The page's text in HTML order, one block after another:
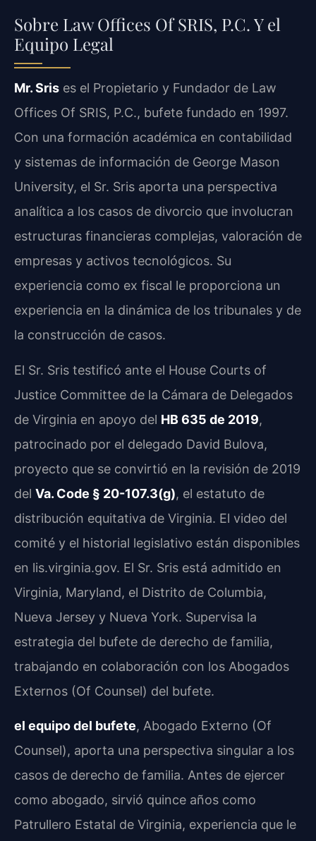
Sobre Law Offices Of SRIS, P.C. Y el
Equipo Legal
Mr. Sris es el Propietario y Fundador de Law
Offices Of SRIS, P.C., bufete fundado en 1997.
Con una formación académica en contabilidad
y sistemas de información de George Mason
University, el Sr. Sris aporta una perspectiva
analítica a los casos de divorcio que involucran
estructuras financieras complejas, valoración de
empresas y activos tecnológicos. Su
experiencia como ex fiscal le proporciona un
experiencia en la dinámica de los tribunales y de
la construcción de casos.
El Sr. Sris testificó ante el House Courts of
Justice Committee de la Cámara de Delegados
de Virginia en apoyo del HB 635 de 2019,
patrocinado por el delegado David Bulova,
proyecto que se convirtió en la revisión de 2019
del Va. Code § 20-107.3(g), el estatuto de
distribución equitativa de Virginia. El video del
comité y el historial legislativo están disponibles
en lis.virginia.gov. El Sr. Sris está admitido en
Virginia, Maryland, el Distrito de Columbia,
Nueva Jersey y Nueva York. Supervisa la
estrategia del bufete de derecho de familia,
trabajando en colaboración con los Abogados
Externos (Of Counsel) del bufete.
el equipo del bufete, Abogado Externo (Of
Counsel), aporta una perspectiva singular a los
casos de derecho de familia. Antes de ejercer
como abogado, sirvió quince años como
Patrullero Estatal de Virginia, experiencia que le